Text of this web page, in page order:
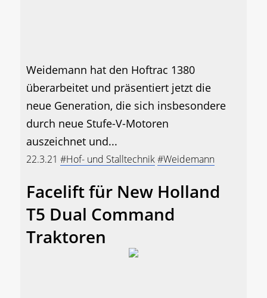
Weidemann hat den Hoftrac 1380
überarbeitet und präsentiert jetzt die
neue Generation, die sich insbesondere
durch neue Stufe-V-Motoren
auszeichnet und...
22.3.21 #Hof- und Stalltechnik#Weidemann
Facelift für New Holland
T5 Dual Command
Traktoren